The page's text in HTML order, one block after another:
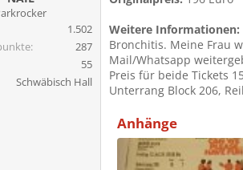
1.502
287
55
Schwäbisch Hall
Weitere Informationen:
Bronchitis. Meine Frau
Mail/Whatsapp
Preis für beide Tickets
Unterrang Block 206,
Anhänge